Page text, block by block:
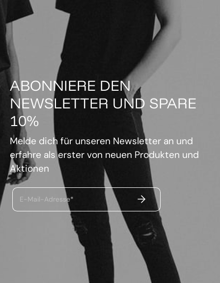
ABONNIERE DEN
NEWSLETTER UND SPARE
10%
Melde dich für unseren Newsletter an und
erfahre als erster von neuen Produkten und
Aktionen
E-Mail-Adresse* ABSENDEN